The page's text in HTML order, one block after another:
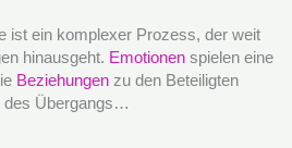
ist ein komplexer Prozess, der weit
hinausgeht. Emotionen spielen eine
Beziehungen zu den Beteiligten
des Übergangs…